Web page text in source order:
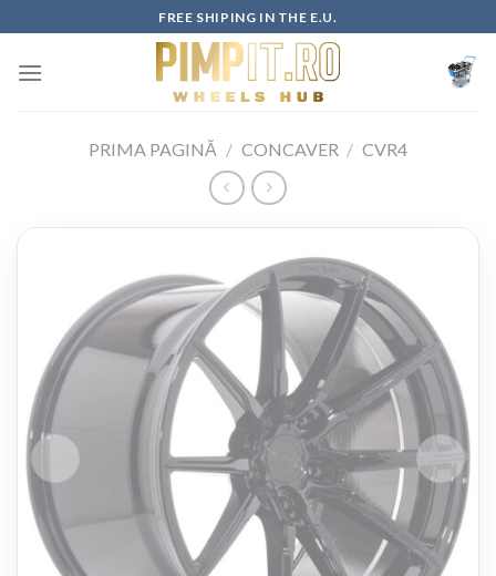
to
content
FREE SHIPING IN THE E.U.
PRIMA PAGINĂ / CONCAVER / CVR4